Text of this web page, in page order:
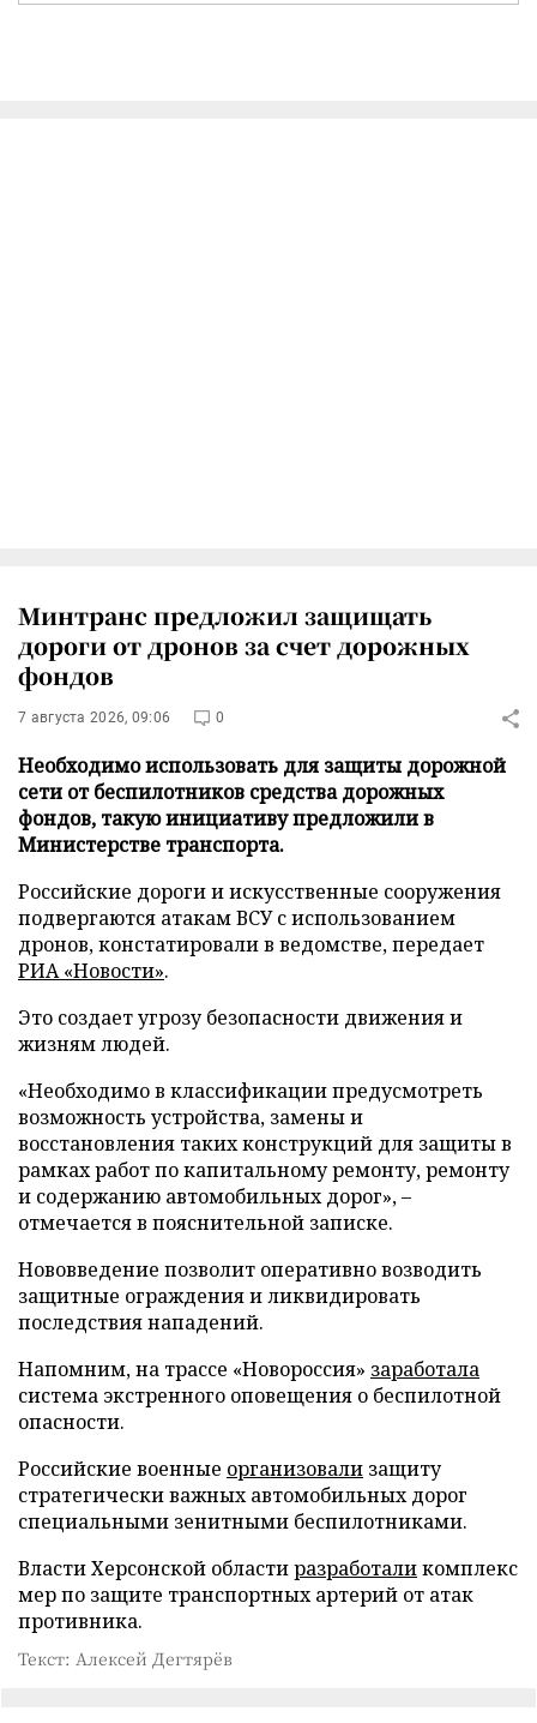
Минтранс предложил защищать
дороги от дронов за счет дорожных
фондов
7 августа 2026, 09:06 0
Необходимо использовать для защиты дорожной
сети от беспилотников средства дорожных
фондов, такую инициативу предложили в
Министерстве транспорта.
Российские дороги и искусственные сооружения
подвергаются атакам ВСУ с использованием
дронов, констатировали в ведомстве, передает
РИА «Новости».
Это создает угрозу безопасности движения и
жизням людей.
«Необходимо в классификации предусмотреть
возможность устройства, замены и
восстановления таких конструкций для защиты в
рамках работ по капитальному ремонту, ремонту
и содержанию автомобильных дорог», –
отмечается в пояснительной записке.
Нововведение позволит оперативно возводить
защитные ограждения и ликвидировать
последствия нападений.
Напомним, на трассе «Новороссия» заработала
система экстренного оповещения о беспилотной
опасности.
Российские военные организовали защиту
стратегически важных автомобильных дорог
специальными зенитными беспилотниками.
Власти Херсонской областиразработаликомплекс
мер по защите транспортных артерий от атак
противника.
Текст: Алексей Дегтярёв